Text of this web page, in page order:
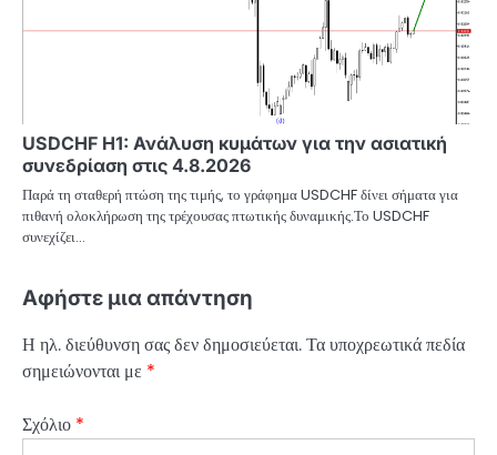
USDCHF H1: Ανάλυση κυμάτων για την ασιατική
συνεδρίαση στις 4.8.2026
Παρά τη σταθερή πτώση της τιμής, το γράφημα USDCHF δίνει σήματα για
πιθανή ολοκλήρωση της τρέχουσας πτωτικής δυναμικής.Το USDCHF
συνεχίζει…
Αφήστε μια απάντηση
Η ηλ. διεύθυνση σας δεν δημοσιεύεται.Τα υποχρεωτικά πεδία
σημειώνονται με *
Σχόλιο *